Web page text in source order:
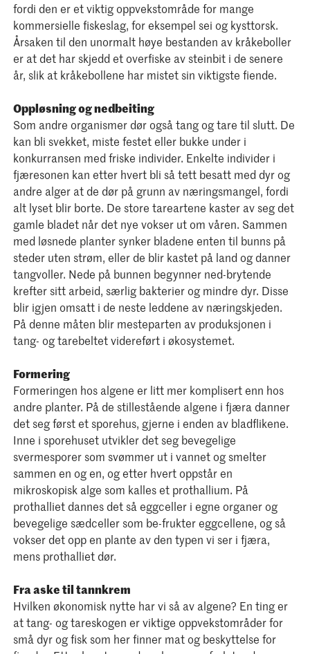
fordi den er et viktig oppvekstområde for mange
kommersielle fiskeslag, for eksempel sei og kysttorsk.
Årsaken til den unormalt høye bestanden av kråkeboller
er at det har skjedd et overfiske av steinbit i de senere
år, slik at kråkebollene har mistet sin viktigste fiende.
Oppløsning og nedbeiting
Som andre organismer dør også tang og tare til slutt. De
kan bli svekket, miste festet eller bukke under i
konkurransen med friske individer. Enkelte individer i
fjæresonen kan etter hvert bli så tett besatt med dyr og
andre alger at de dør på grunn av næringsmangel, fordi
alt lyset blir borte. De store tareartene kaster av seg det
gamle bladet når det nye vokser ut om våren. Sammen
med løsnede planter synker bladene enten til bunns på
steder uten strøm, eller de blir kastet på land og danner
tangvoller. Nede på bunnen begynner ned-brytende
krefter sitt arbeid, særlig bakterier og mindre dyr. Disse
blir igjen omsatt i de neste leddene av næringskjeden.
På denne måten blir mesteparten av produksjonen i
tang- og tarebeltet videreført i økosystemet.
Formering
Formeringen hos algene er litt mer komplisert enn hos
andre planter. På de stillestående algene i fjæra danner
det seg først et sporehus, gjerne i enden av bladflikene.
Inne i sporehuset utvikler det seg bevegelige
svermesporer som svømmer ut i vannet og smelter
sammen en og en, og etter hvert oppstår en
mikroskopisk alge som kalles et prothallium. På
prothalliet dannes det så eggceller i egne organer og
bevegelige sædceller som be-frukter eggcellene, og så
vokser det opp en plante av den typen vi ser i fjæra,
mens prothalliet dør.
Fra aske til tannkrem
Hvilken økonomisk nytte har vi så av algene? En ting er
at tang- og tareskogen er viktige oppvekstområder for
små dyr og fisk som her finner mat og beskyttelse for